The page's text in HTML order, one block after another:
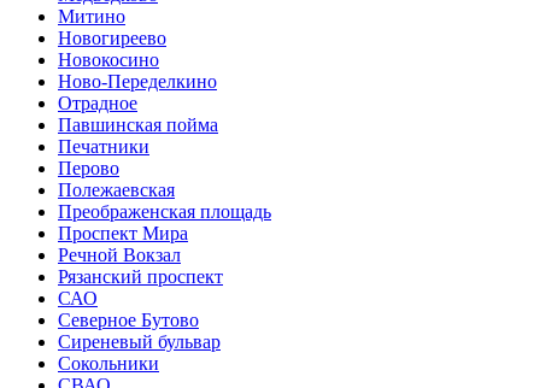
Митино
Новогиреево
Новокосино
Ново-Переделкино
Отрадное
Павшинская пойма
Печатники
Перово
Полежаевская
Преображенская площадь
Проспект Мира
Речной Вокзал
Рязанский проспект
САО
Северное Бутово
Сиреневый бульвар
Сокольники